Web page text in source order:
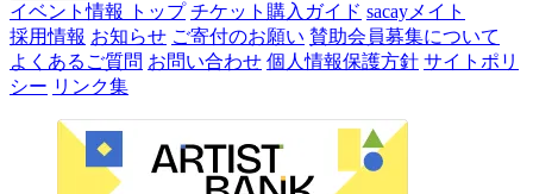
イベント情報 トップ チケット購入ガイド sacayメイト
採用情報 お知らせ ご寄付のお願い 賛助会員募集について
よくあるご質問 お問い合わせ 個人情報保護方針 サイトポリ
シー リンク集